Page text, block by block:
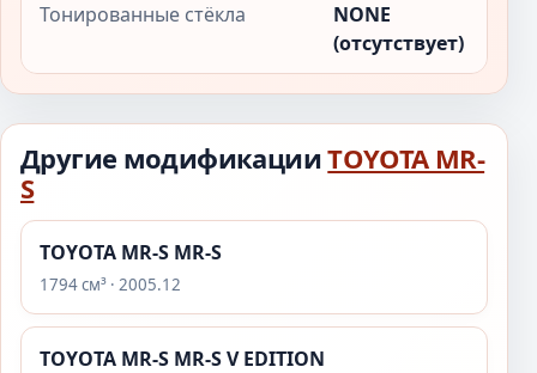
Тонированные стёкла
NONE
(отсутствует)
Другие модификацииTOYOTA MR-
S
TOYOTA MR-S MR-S
1794 см³ · 2005.12
TOYOTA MR-S MR-S V EDITION